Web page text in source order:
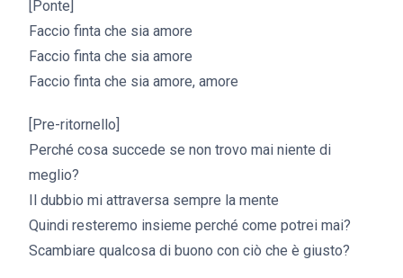
[Ponte]
Faccio finta che sia amore
Faccio finta che sia amore
Faccio finta che sia amore, amore
[Pre-ritornello]
Perché cosa succede se non trovo mai niente di
meglio?
Il dubbio mi attraversa sempre la mente
Quindi resteremo insieme perché come potrei mai?
Scambiare qualcosa di buono con ciò che è giusto?